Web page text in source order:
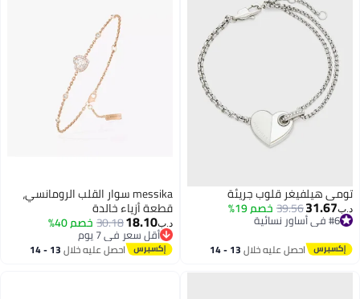
تومي هيلفيغر قلوب جريئة
د.ب‏31.67
39.56خصم 19%
#6 في أساور نسائية
احصل عليه خلال 13 - 14
messika سوار القلب الرومانسي،
قطعة أزياء خالدة
د.ب‏18.10
30.18خصم 40%
أقل سعر في 7 يوم
أقل سعر في 7 يوماحصل عليه خلال 13 - 14